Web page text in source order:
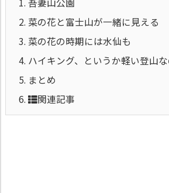
2. 菜の花と富士山が一緒に見える
3. 菜の花の時期には水仙も
4. ハイキング、というか軽い登山
5. まとめ
6.
関連記事